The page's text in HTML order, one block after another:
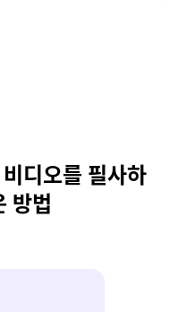
디오를 필사하
방법